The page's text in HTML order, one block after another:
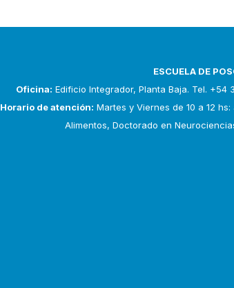
ESCUELA DE
Oficina: Edificio Integrador, Planta Baja. Tel. +54
Horario de atención: Martes y Viernes de 10 a 12
Alimentos, Doctorado en